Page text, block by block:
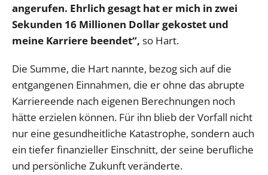
angerufen. Ehrlich gesagt hat er mich in zwei
Sekunden 16 Millionen Dollar gekostet und
meine Karriere beendet“, so Hart.
Die Summe, die Hart nannte, bezog sich auf die
entgangenen Einnahmen, die er ohne das abrupte
Karriereende nach eigenen Berechnungen noch
hätte erzielen können. Für ihn blieb der Vorfall nicht
nur eine gesundheitliche Katastrophe, sondern auch
ein tiefer finanzieller Einschnitt, der seine berufliche
und persönliche Zukunft veränderte.